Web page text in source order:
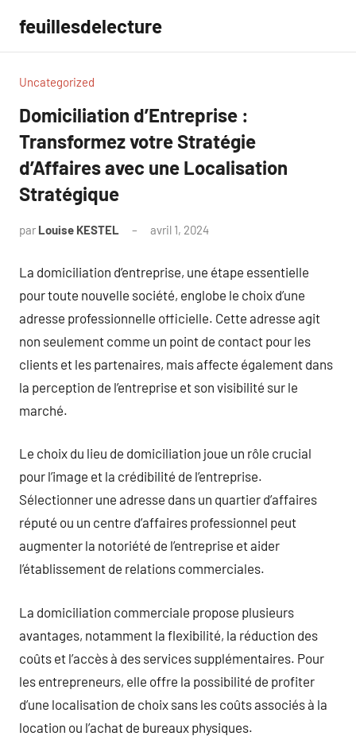
contenu
feuillesdelecture
Uncategorized
Domiciliation d’Entreprise :
Transformez votre Stratégie
d’Affaires avec une Localisation
Stratégique
par Louise KESTEL avril 1, 2024
La domiciliation d’entreprise, une étape essentielle
pour toute nouvelle société, englobe le choix d’une
adresse professionnelle officielle. Cette adresse agit
non seulement comme un point de contact pour les
clients et les partenaires, mais affecte également dans
la perception de l’entreprise et son visibilité sur le
marché.
Le choix du lieu de domiciliation joue un rôle crucial
pour l’image et la crédibilité de l’entreprise.
Sélectionner une adresse dans un quartier d’affaires
réputé ou un centre d’affaires professionnel peut
augmenter la notoriété de l’entreprise et aider
l’établissement de relations commerciales.
La domiciliation commerciale propose plusieurs
avantages, notamment la flexibilité, la réduction des
coûts et l’accès à des services supplémentaires. Pour
les entrepreneurs, elle offre la possibilité de profiter
d’une localisation de choix sans les coûts associés à la
location ou l’achat de bureaux physiques.